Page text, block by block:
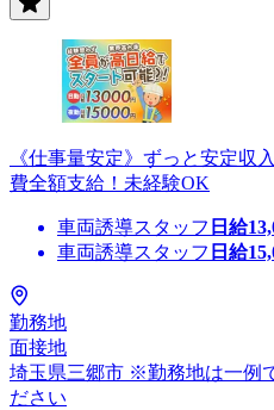
《仕事量安定》ずっと安定
費全額支給！未経験OK
車両誘導スタッフ 日給
車両誘導スタッフ 日給
勤務地
面接地
埼玉県三郷市 ※勤務地は一例
ださい